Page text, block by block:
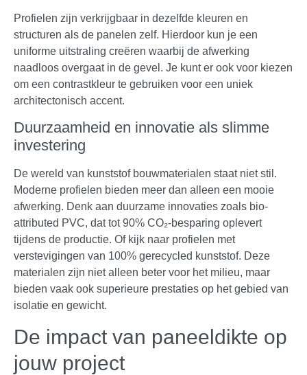
Profielen zijn verkrijgbaar in dezelfde kleuren en
structuren als de panelen zelf. Hierdoor kun je een
uniforme uitstraling creëren waarbij de afwerking
naadloos overgaat in de gevel. Je kunt er ook voor kiezen
om een contrastkleur te gebruiken voor een uniek
architectonisch accent.
Duurzaamheid en innovatie als slimme
investering
De wereld van kunststof bouwmaterialen staat niet stil.
Moderne profielen bieden meer dan alleen een mooie
afwerking. Denk aan duurzame innovaties zoals bio-
attributed PVC, dat tot 90% CO₂-besparing oplevert
tijdens de productie. Of kijk naar profielen met
verstevigingen van 100% gerecycled kunststof. Deze
materialen zijn niet alleen beter voor het milieu, maar
bieden vaak ook superieure prestaties op het gebied van
isolatie en gewicht.
De impact van paneeldikte op
jouw project